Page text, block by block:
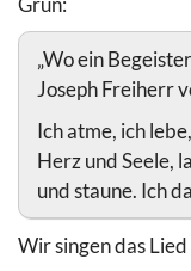
„Wo ein
Joseph Freiherr
Ich atme, ich
Herz und Seele,
und staune. Ich
Wir singen das